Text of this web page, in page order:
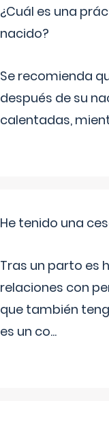
¿Cuál es una
nacido?
Se recomienda
después de su
calentadas,
He tenido una
Tras un parto es
relaciones con
que también
es un co...